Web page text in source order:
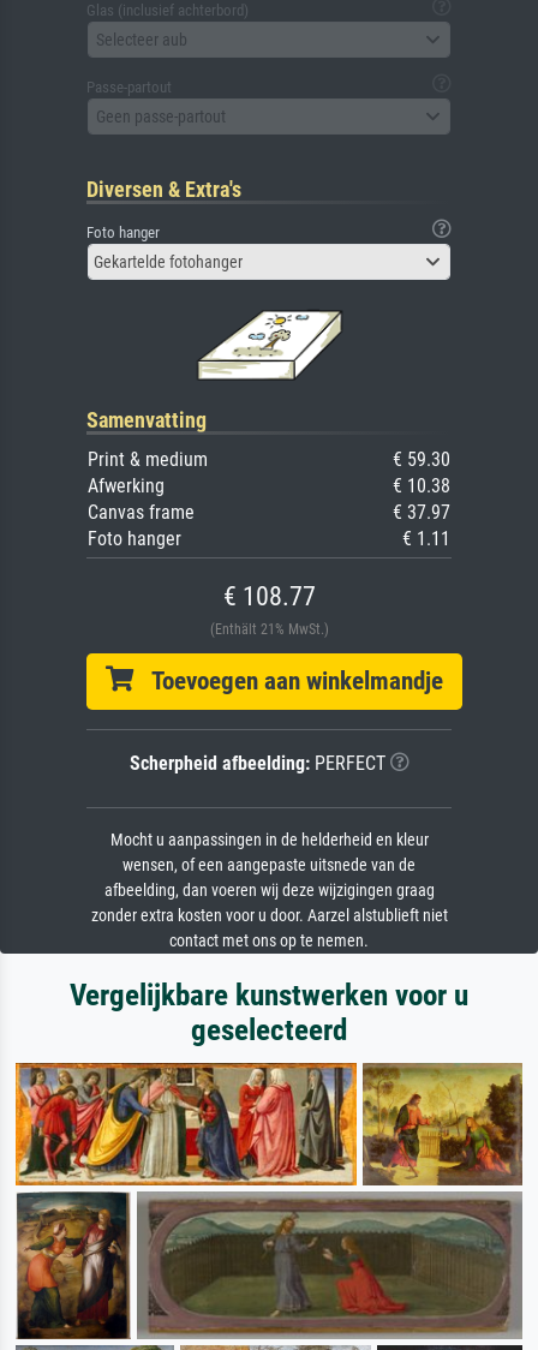
Glas (inclusief achterbord)
Selecteer aub
Passe-partout
Geen passe-partout
Diversen & Extra's
Foto hanger
Gekartelde fotohanger
Samenvatting
Print & medium
€ 59.30
Afwerking
€ 10.38
Canvas frame
€ 37.97
Foto hanger
€ 1.11
€ 108.77
(Enthält 21% MwSt.)
Toevoegen aan winkelmandje
Scherpheid afbeelding:PERFECT
Mocht u aanpassingen in de helderheid en kleur
wensen, of een aangepaste uitsnede van de
afbeelding, dan voeren wij deze wijzigingen graag
zonder extra kosten voor u door. Aarzel alstublieft niet
contact met ons op te nemen.
Vergelijkbare kunstwerken voor u
geselecteerd